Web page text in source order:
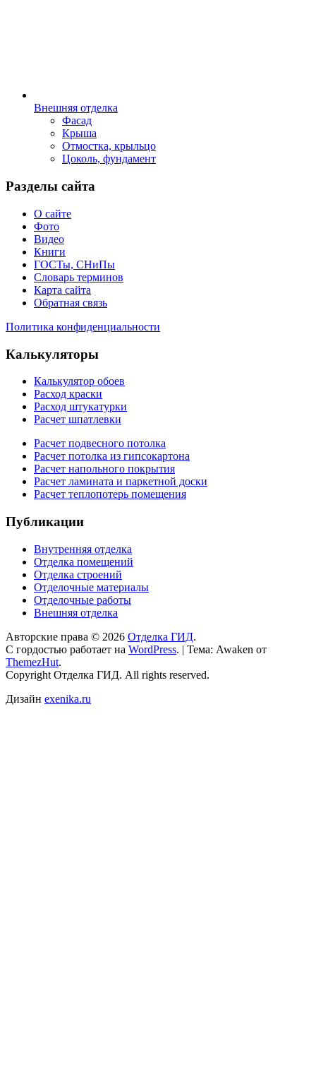
Внешняя отделка
Фасад
Крыша
Отмостка, крыльцо
Цоколь, фундамент
Разделы сайта
О сайте
Фото
Видео
Книги
ГОСТы, СНиПы
Словарь терминов
Карта сайта
Обратная связь
Политика конфиденциальности
Калькуляторы
Калькулятор обоев
Расход краски
Расход штукатурки
Расчет шпатлевки
Расчет подвесного потолка
Расчет потолка из гипсокартона
Расчет напольного покрытия
Расчет ламината и паркетной доски
Расчет теплопотерь помещения
Публикации
Внутренняя отделка
Отделка помещений
Отделка строений
Отделочные материалы
Отделочные работы
Внешняя отделка
Авторские права © 2026 Отделка ГИД.
С гордостью работает на WordPress. | Тема: Awaken от
ThemezHut.
Copyright Отделка ГИД. All rights reserved.
Дизайн exenika.ru